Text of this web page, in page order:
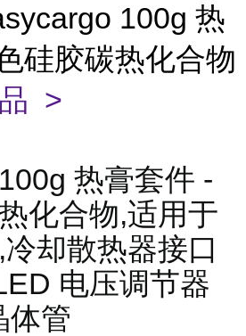
100g 热
硅胶碳热化合物
>
热膏套件 -
化合物,适用于
却散热器接口
电压调节器
体管